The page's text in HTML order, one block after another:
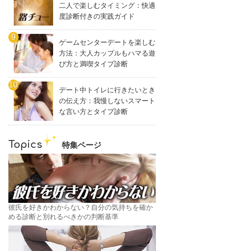
二人で楽しむタイミング：快適
度診断付きの実践ガイド
ゲームセンターデートを楽しむ
方法：大人カップルもハマる遊
び方と満喫タイプ診断
デート中トイレに行きたいとき
の伝え方：我慢しないスマート
な言い方とタイプ診断
Topics 特集ページ
彼氏を好きかわからない？自分の気持ちを確か
める診断と別れるべきかの判断基準